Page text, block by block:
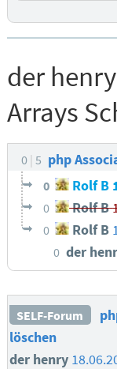
der
Arrays
0 5 php
0 Rolf B
0 Rolf B
0 Rolf B
0 der
SELF-Forum
löschen
der henry